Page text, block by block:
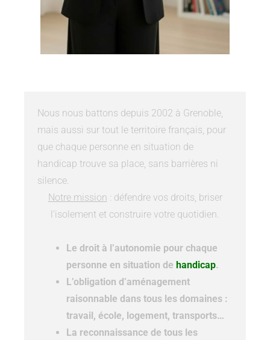
Nous nous battons depuis 2002 à Grenoble,
mais aussi sur tout le territoire français, pour
que chaque personne en situation de
handicap trouve sa place, sans barrières ni
silence.
Notre mission : défendre vos droits, briser
l’isolement et construire votre quotidien.
Le droit à l’autonomie pour chaque
personne en situation de handicap.
L’obligation d’aménagement
raisonnable dans tous les domaines :
travail, école, logement, transports…
La reconnaissance de tous les